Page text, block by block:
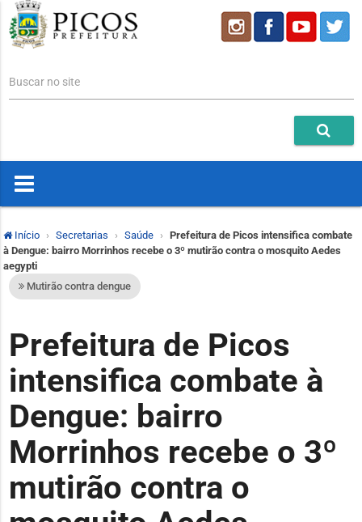
Buscar no site
Início Secretarias Saúde
Prefeitura de Picos intensifica combate
à Dengue: bairro Morrinhos recebe o 3º mutirão contra o mosquito Aedes
aegypti
Mutirão contra dengue
Prefeitura de Picos
intensifica combate à
Dengue: bairro
Morrinhos recebe o 3º
mutirão contra o